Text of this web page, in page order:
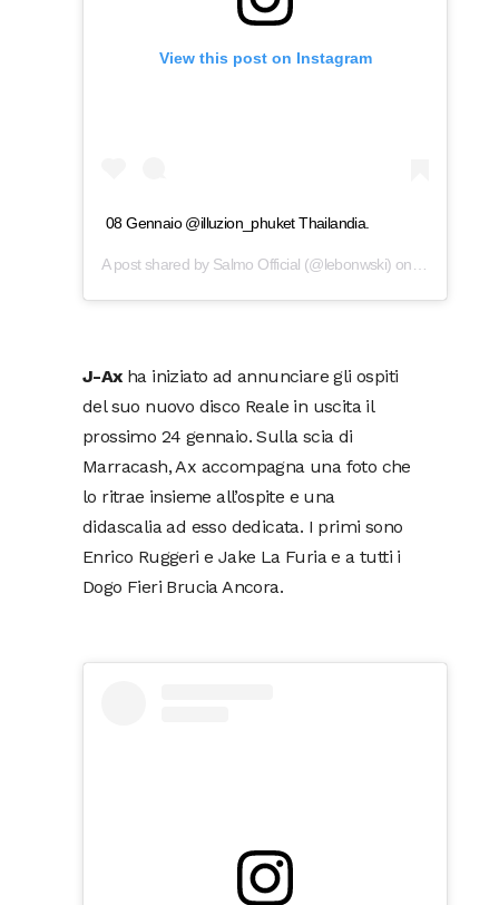
View this post on Instagram
08 Gennaio @illuzion_phuket Thailandia.
A post shared by Salmo Official (@lebonwski) on Dec 20,
J-Axha iniziato ad annunciare gli ospiti
del suo nuovo disco Reale in uscita il
prossimo 24 gennaio. Sulla scia di
Marracash, Ax accompagna una foto che
lo ritrae insieme all’ospite e una
didascalia ad esso dedicata. I primi sono
Enrico Ruggeri e Jake La Furia e a tutti i
Dogo Fieri Brucia Ancora.